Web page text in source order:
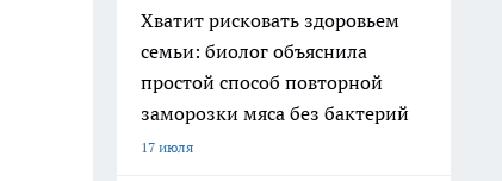
Хватит рисковать здоровьем
семьи: биолог объяснила
простой способ повторной
заморозки мяса без бактерий
17 июля